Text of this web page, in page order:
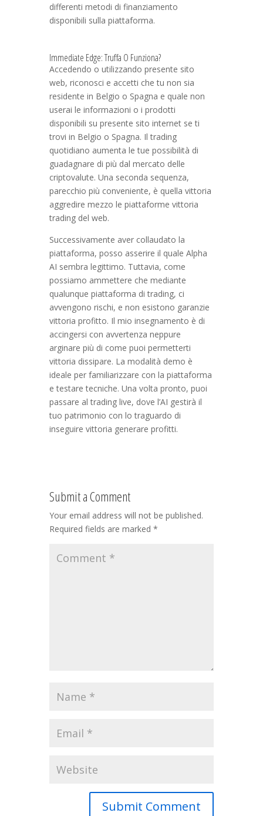
differenti metodi di finanziamento
disponibili sulla piattaforma.
Immediate Edge: Truffa O Funziona?
Accedendo o utilizzando presente sito
web, riconosci e accetti che tu non sia
residente in Belgio o Spagna e quale non
userai le informazioni o i prodotti
disponibili su presente sito internet se ti
trovi in Belgio o Spagna. Il trading
quotidiano aumenta le tue possibilità di
guadagnare di più dal mercato delle
criptovalute. Una seconda sequenza,
parecchio più conveniente, è quella vittoria
aggredire mezzo le piattaforme vittoria
trading del web.
Successivamente aver collaudato la
piattaforma, posso asserire il quale Alpha
AI sembra legittimo. Tuttavia, come
possiamo ammettere che mediante
qualunque piattaforma di trading, ci
avvengono rischi, e non esistono garanzie
vittoria profitto. Il mio insegnamento è di
accingersi con avvertenza neppure
arginare più di come puoi permetterti
vittoria dissipare. La modalità demo è
ideale per familiarizzare con la piattaforma
e testare tecniche. Una volta pronto, puoi
passare al trading live, dove l’AI gestirà il
tuo patrimonio con lo traguardo di
inseguire vittoria generare profitti.
Submit a Comment
Your email address will not be published.
Required fields are marked *